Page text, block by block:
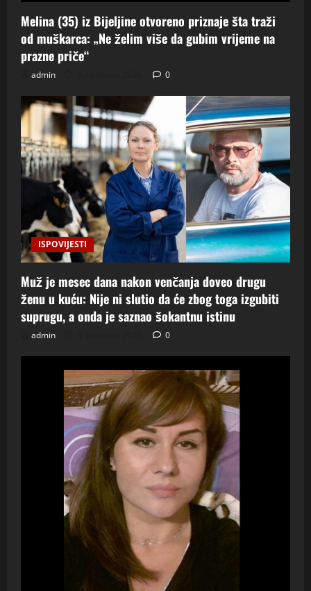
Melina (35) iz Bijeljine otvoreno priznaje šta traži
od muškarca: „Ne želim više da gubim vrijeme na
prazne priče“
admin 0
ISPOVIJESTI
Muž je mesec dana nakon venčanja doveo drugu
ženu u kuću: Nije ni slutio da će zbog toga izgubiti
suprugu, a onda je saznao šokantnu istinu
admin 0